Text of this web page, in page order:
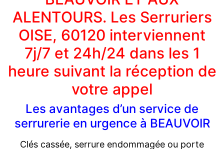
ALENTOURS. Les Serruriers
OISE, 60120 interviennent
7j/7 et 24h/24 dans les 1
heure suivant la réception de
votre appel
Les avantages d’un service de
serrurerie en urgence à BEAUVOIR
Clés cassée, serrure endommagée ou porte